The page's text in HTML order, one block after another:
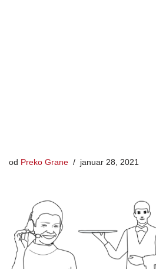
od Preko Grane januar 28, 2021